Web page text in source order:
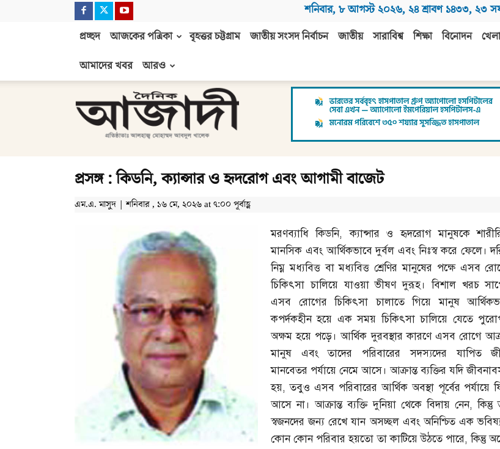
শনিবার, ৮ আগস্ট ২০২৬, ২৪ শ্রাবণ ১৪৩৩, ২৩
প্রচ্ছদ আজকের পত্রিকা বৃহত্তর চট্টগ্রাম জাতীয় সংসদ নির্বাচন জাতীয় সারাবিশ্ব শিক্ষা বিনোদন খেলা
আমাদের খবর
আরও
আজাদী
প্রসঙ্গ : কিডনি, ক্যান্সার ও হৃদরোগ এবং আগামী বাজেট
এম.এ. মাসুদ | শনিবার , ১৬ মে, ২০২৬ at ৭:০০ পূর্বাহ্ণ
মরণব্যাধি কিডনি,ক্যান্সার ও হৃদরোগ মানুষকে
মানসিক এবং আর্থিকভাবে দুর্বল এবং নিঃস্ব করে ফেলে।
নিম্ন মধ্যবিত্ত বা মধ্যবিত্ত শ্রেণির মানুষের পক্ষে এসব
চিকিৎসা চালিয়ে যাওয়া ভীষণ দুরূহ। বিশাল খরচ
এসব রোগের চিকিৎসা চালাতে গিয়ে মানুষ
কপর্দকহীন হয়ে এক সময় চিকিৎসা চালিয়ে যেতে
অক্ষম হয়ে পড়ে। আর্থিক দুরবস্থার কারণে এসব রোগে
মানুষ এবং তাদের পরিবারের সদস্যদের যাপিত
মানবেতর পর্যায়ে নেমে আসে। আক্রান্ত ব্যক্তির যদি
হয়,তবুও এসব পরিবারের আর্থিক অবস্থা পূর্বের পর্যায়ে
আসে না। আক্রান্ত ব্যক্তি দুনিয়া থেকে বিদায় নেন,কিন্তু
স্বজনদের জন্য রেখে যান অসচ্ছল এবং অনিশ্চিত এক
কোন কোন পরিবার হয়তো তা কাটিয়ে উঠতে পারে,কিন্তু